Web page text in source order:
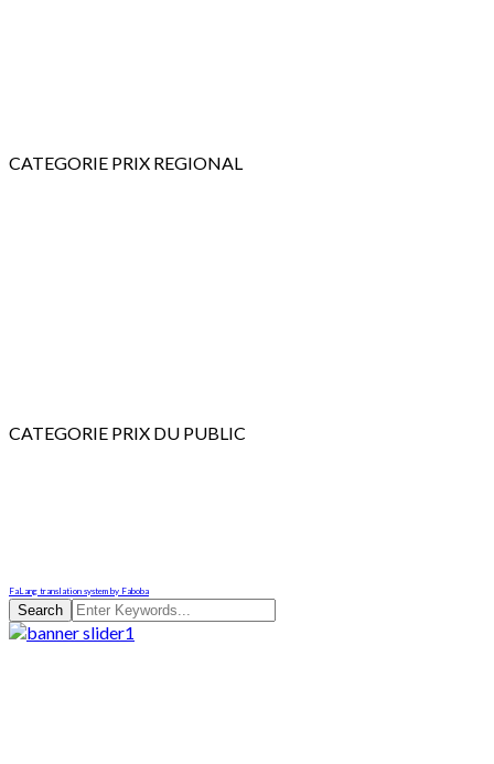
CATEGORIE PRIX REGIONAL
CATEGORIE PRIX DU PUBLIC
FaLang translation system by Faboba
Search